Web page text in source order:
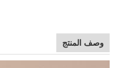
وصف المنتج